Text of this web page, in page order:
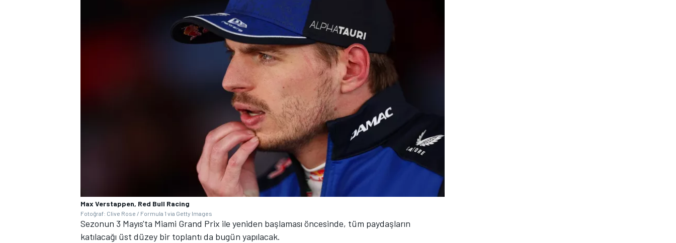
Max Verstappen, Red Bull Racing
Fotoğraf: Clive Rose / Formula 1 via Getty Images
Sezonun 3 Mayıs'ta Miami Grand Prix ile yeniden başlaması öncesinde, tüm paydaşların
katılacağı üst düzey bir toplantı da bugün yapılacak.